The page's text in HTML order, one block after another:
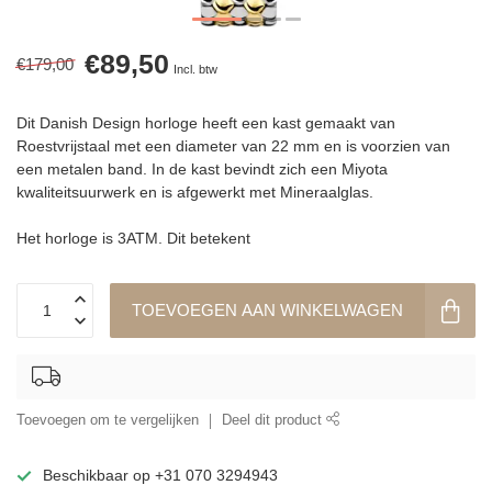
€179,00 €89,50 Incl. btw
Dit Danish Design horloge heeft een kast gemaakt van
Roestvrijstaal met een diameter van 22 mm en is voorzien van
een metalen band. In de kast bevindt zich een Miyota
kwaliteitsuurwerk en is afgewerkt met Mineraalglas.
Het horloge is 3ATM. Dit betekent
TOEVOEGEN AAN WINKELWAGEN
Toevoegen om te vergelijken Deel dit product
Beschikbaar op +31 070 3294943